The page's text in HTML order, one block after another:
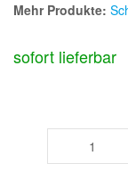
Mehr Produkte:
sofort lieferbar